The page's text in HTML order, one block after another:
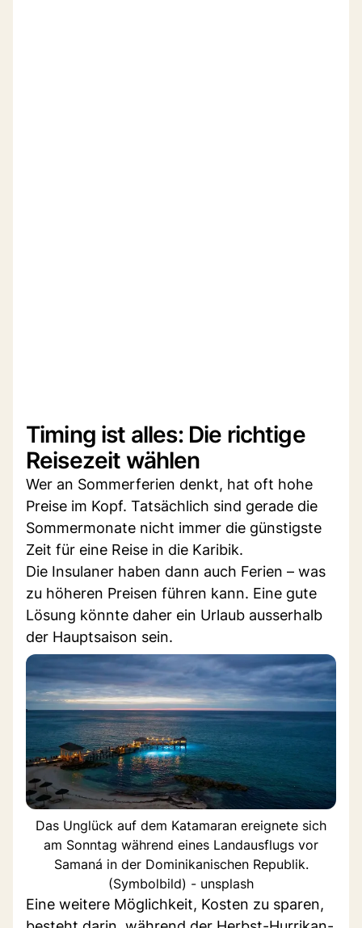
Timing ist alles: Die richtige
Reisezeit wählen
Wer an Sommerferien denkt, hat oft hohe
Preise im Kopf. Tatsächlich sind gerade die
Sommermonate nicht immer die günstigste
Zeit für eine Reise in die Karibik.
Die Insulaner haben dann auch Ferien – was
zu höheren Preisen führen kann. Eine gute
Lösung könnte daher ein Urlaub ausserhalb
der Hauptsaison sein.
Das Unglück auf dem Katamaran ereignete sich
am Sonntag während eines Landausflugs vor
Samaná in der Dominikanischen Republik.
(Symbolbild) - unsplash
Eine weitere Möglichkeit, Kosten zu sparen,